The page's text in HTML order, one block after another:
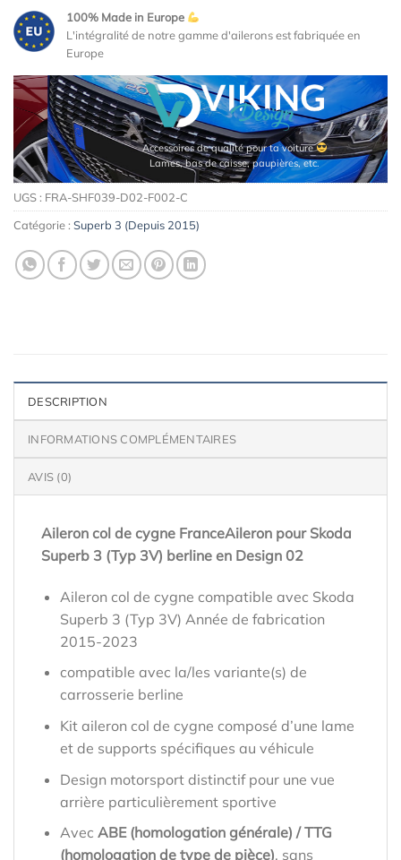
100% Made in Europe
L'intégralité de notre gamme d'ailerons est fabriquée en
Europe
Accessoires de qualité pour ta voiture
Lames, bas de caisse, paupières, etc.
UGS : FRA-SHF039-D02-F002-C
Catégorie : Superb 3 (Depuis 2015)
DESCRIPTION
INFORMATIONS COMPLÉMENTAIRES
AVIS (0)
Aileron col de cygne FranceAileron pour Skoda
Superb 3 (Typ 3V) berline en Design 02
Aileron col de cygne compatible avec Skoda
Superb 3 (Typ 3V) Année de fabrication
2015-2023
compatible avec la/les variante(s) de
carrosserie berline
Kit aileron col de cygne composé d’une lame
et de supports spécifiques au véhicule
Design motorsport distinctif pour une vue
arrière particulièrement sportive
Avec ABE (homologation générale) / TTG
(homologation de type de pièce), sans